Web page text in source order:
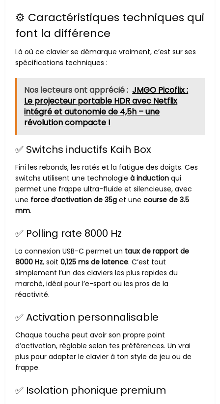
⚙️ Caractéristiques techniques qui
font la différence
Là où ce clavier se démarque vraiment, c’est sur ses
spécifications techniques :
Nos lecteurs ont apprécié : JMGO Picoflix :
Le projecteur portable HDR avec Netflix
intégré et autonomie de 4,5h – une
révolution compacte !
✅ Switchs inductifs Kaih Box
Fini les rebonds, les ratés et la fatigue des doigts. Ces
switchs utilisent une technologieà induction qui
permet une frappe ultra-fluide et silencieuse, avec
une force d’activation de 35g et unecourse de 3.5
mm.
✅ Polling rate 8000 Hz
La connexion USB-C permet un taux de rapport de
8000 Hz, soit0,125 ms de latence. C’est tout
simplement l’un des claviers les plus rapides du
marché, idéal pour l’e-sport ou les pros de la
réactivité.
✅ Activation personnalisable
Chaque touche peut avoir son propre point
d’activation, réglable selon tes préférences. Un vrai
plus pour adapter le clavier à ton style de jeu ou de
frappe.
✅ Isolation phonique premium